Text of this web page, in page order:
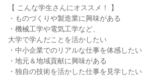
【 こんな学生さんにオススメ！ 】
・ものづくりや製造業に興味がある
・機械工学や電気工学など、
大学で学んだことを活かしたい
・中小企業でのリアルな仕事を体感したい
・地元＆地域貢献に興味がある
・独自の技術を活かした仕事を見学したい